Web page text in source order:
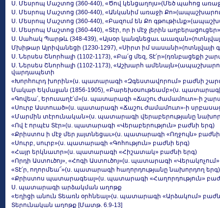
Ս. Մեսրոպ Մաշտոց (360-440), «Ծով կենցաղոյս»(Մեծ պահոց
Ս. Մեսրոպ Մաշտոց (360-440), «Անկանիմ առաջի
Ս. Մեսրոպ Մաշտոց (360-440), «Բազում են Քո
Ս. Մեսրոպ Մաշտոց (360-440), «Տէր, որ ի մէջ լերին
Ս. Սահակ Պարթև (348-439), «Այսօր կանգնեցաւ
Մխիթար Այրիվանեցի (1230-1297), «Սիրտ իմ սասանի»(ոտնլվայի
Ս. Ներսես Շնորհալի (1102-1173), «Բա՛ց մեզ, Տէ՛ր»(դռնբացեքի
Ս. Ներսես Շնորհալի (1102-1173), «Աշխարհ
վարդապետի
«Խորհուրդ խորին»(ս. պատարագի «Զգեստավորում» բաժնի
Մակար Եկմալյան (1856-1905), «Բարեխօսութեամբ»(ս.
«Գովեա՛, Երուսաղէ՛մ»(ս. պատարագի «Ճաշու ժամամուտ»-ի
«Սուրբ Աստուած»(ս. պատարագի «Ճաշու ժամամուտ»-ի
«Մարմին տէրունական»(ս. պատարագի վերաբերությանը
«Ով է որպէս Տէր»(ս. պատարագի «Վերաբերություն» բաժնի երգ)
«Քրիստոս ի մէջ մեր յայտնեցաւ»(ս. պատարագի «Ողջույն»
«Սուրբ, սուրբ»(ս. պատարագի «Գոհություն» բաժնի երգ)
«Հայր երկնաւոր»(ս. պատարագի «Հիշատակ» բաժնի երգ)
«Որդի Աստուծոյ», «Հոգի Աստուծոյ»(ս. պատարագի
«Տէ՛ր, ողորմեա՜»(ս. պատարագի հաղորդությանը նախորդող երգ)
«Քրիստոս պատարագեալ»(ս. պատարագի «Հաղորդություն»
Ս. պատարագի արձակման աղոթք
«Եղիցի անուն Տեառն օրհնեալ»(ս. պատարագի «Արձակում»
Տերունական աղոթք [Մատթ. 6.9-13]